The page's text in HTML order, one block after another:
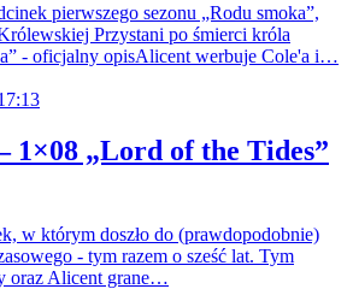
pierwszego sezonu „Rodu smoka”,
Przystani po śmierci króla
- oficjalny opisAlicent werbuje Cole'a i…
1×08 „Lord of the Tides”
w którym doszło do (prawdopodobnie)
- tym razem o sześć lat. Tym
oraz Alicent grane…